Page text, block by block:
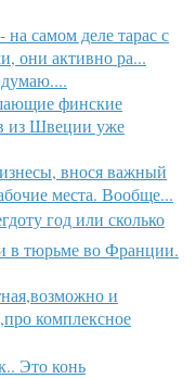
самом деле тарас с
они активно ра...
финские
из Швеции уже
внося важный
места. Вообще...
год или сколько
в тюрьме во Франции.
и
комплексное
Это конь